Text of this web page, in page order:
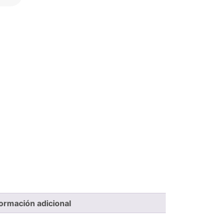
adicional